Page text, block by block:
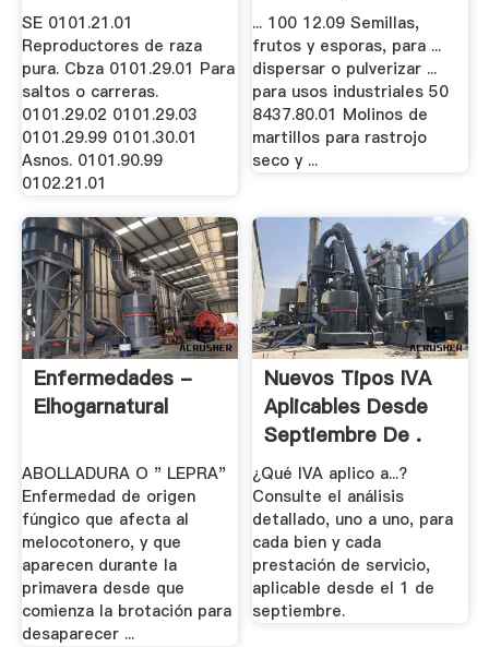
SE 0101.21.01
Reproductores de raza
pura. Cbza 0101.29.01 Para
saltos o carreras.
0101.29.02 0101.29.03
0101.29.99 0101.30.01
Asnos. 0101.90.99
0102.21.01
... 100 12.09 Semillas,
frutos y esporas, para ...
dispersar o pulverizar ...
para usos industriales 50
8437.80.01 Molinos de
martillos para rastrojo
seco y ...
Enfermedades -
Elhogarnatural
ABOLLADURA O " LEPRA"
Enfermedad de origen
fúngico que afecta al
melocotonero, y que
aparecen durante la
primavera desde que
comienza la brotación para
desaparecer ...
Nuevos Tipos IVA
Aplicables Desde
Septiembre De .
¿Qué IVA aplico a...?
Consulte el análisis
detallado, uno a uno, para
cada bien y cada
prestación de servicio,
aplicable desde el 1 de
septiembre.